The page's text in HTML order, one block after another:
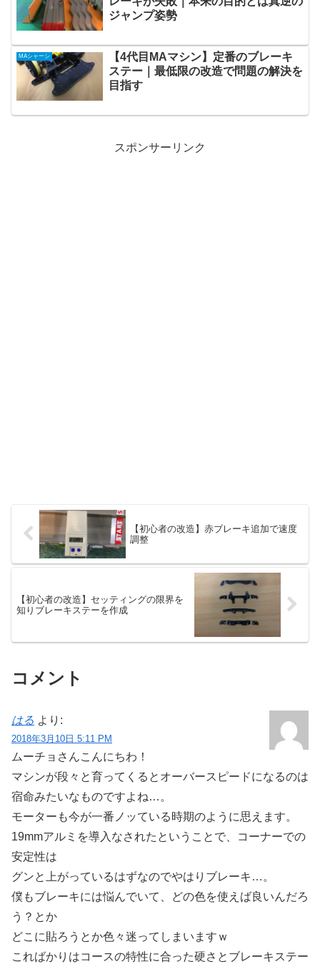
ジャンプ姿勢
MAシャーシ
【4代目MAマシン】定番のブレーキ
ステー｜最低限の改造で問題の解決を
目指す
スポンサーリンク
【初心者の改造】赤ブレーキ追加で速度
調整
【初心者の改造】セッティングの限界を
知りブレーキステーを作成
コメント
はる より:
2018年3月10日 5:11 PM
ムーチョさんこんにちわ！
マシンが段々と育ってくるとオーバースピードになるのは
宿命みたいなものですよね…。
モーターも今が一番ノッている時期のように思えます。
19mmアルミを導入なされたということで、コーナーでの
安定性は
グンと上がっているはずなのでやはりブレーキ…。
僕もブレーキには悩んでいて、どの色を使えば良いんだろ
う？とか
どこに貼ろうとか色々迷ってしまいますｗ
こればかりはコースの特性に合った硬さとブレーキステー